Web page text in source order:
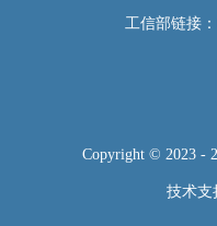
工信部链接：
Copyright © 2023 -
技术支